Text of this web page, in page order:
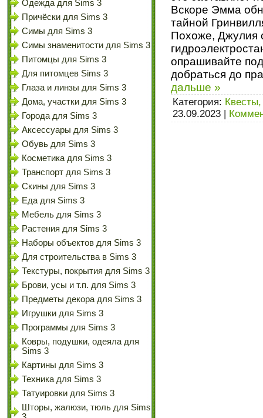
Одежда для Sims 3
Причёски для Sims 3
Симы для Sims 3
Симы знаменитости для Sims 3
Питомцы для Sims 3
Для питомцев Sims 3
Глаза и линзы для Sims 3
Дома, участки для Sims 3
Города для Sims 3
Аксессуары для Sims 3
Обувь для Sims 3
Косметика для Sims 3
Транспорт для Sims 3
Скины для Sims 3
Еда для Sims 3
Мебель для Sims 3
Растения для Sims 3
Наборы объектов для Sims 3
Для строительства в Sims 3
Текстуры, покрытия для Sims 3
Брови, усы и т.п. для Sims 3
Предметы декора для Sims 3
Игрушки для Sims 3
Программы для Sims 3
Ковры, подушки, одеяла для
Sims 3
Картины для Sims 3
Техника для Sims 3
Татуировки для Sims 3
Шторы, жалюзи, тюль для Sims
Вскоре Эмма
тайной
Похоже, Джулия
опрашивайте
добраться до
дальше »
Категория:
23.09.2023 |